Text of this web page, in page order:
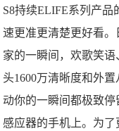
S8持续ELIFE系列产
速更准更清楚更好看
家的一瞬间，欢歌笑
头1600万清晰度和外
动你的一瞬间都极致停
感应器的手机上。为了